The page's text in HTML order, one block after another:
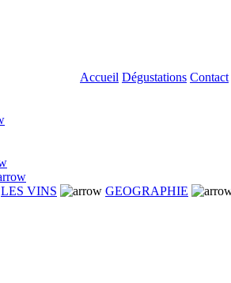
Accueil Dégustations Contact
LES VINS GEOGRAPHIE